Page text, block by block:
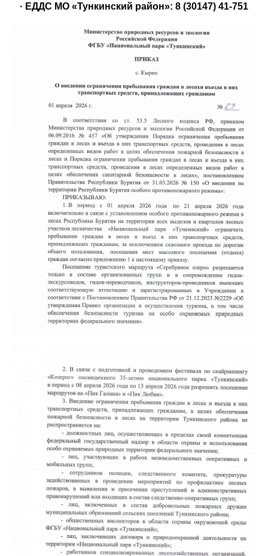
· ЕДДС МО «Тункинский район»: 8 (30147) 41-751